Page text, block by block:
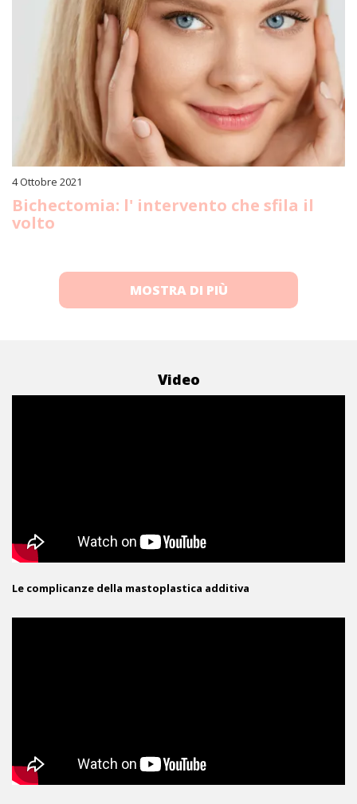
4 Ottobre 2021
Bichectomia: l' intervento che sfila il
volto
MOSTRA DI PIÙ
Video
Le complicanze della mastoplastica additiva